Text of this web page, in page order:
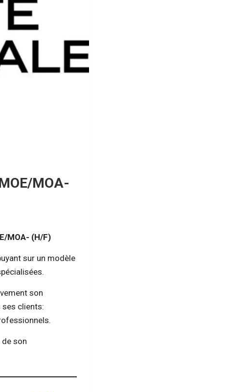
MOA-
MOA- (H/F)
sur un modèle
son
clients:
son